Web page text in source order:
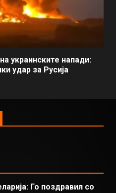
украинските напади:
удар за Русија
Го поздравил со